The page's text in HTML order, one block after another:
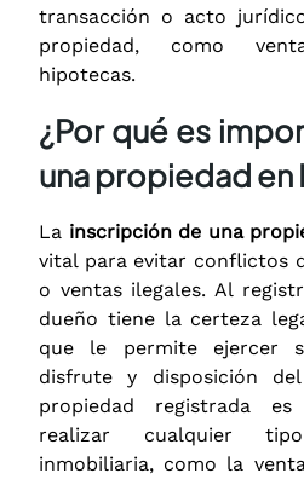
transacción o acto
propiedad, como
hipotecas.
¿Por qué es
una propiedad en
La inscripción de una
vital para evitar conflictos
o ventas ilegales. Al
dueño tiene la certeza
que le permite ejercer
disfrute y disposición
propiedad registrada es
realizar cualquier
inmobiliaria, como la